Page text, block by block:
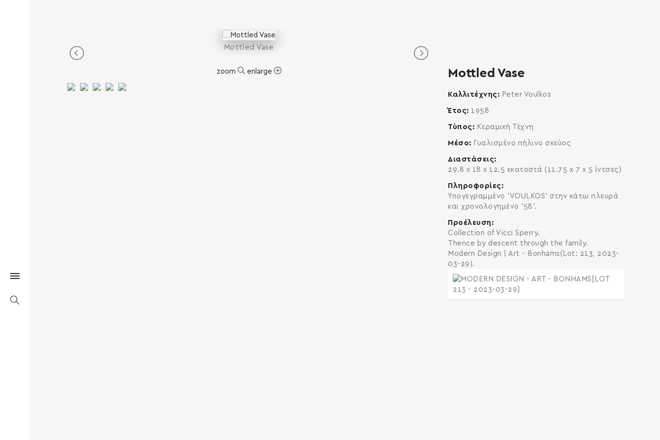
Mottled Vase
zoom enlarge Mottled Vase
Καλλιτέχνης Peter Voulkos
Έτος 1958
Τύπος Κεραμική Τέχνη
Μέσο Γυαλισμένο πήλινο σκεύος
Διαστάσεις
29.8 x 18 x 12.5 εκατοστά (11.75 x 7 x 5 ίντσες)
Πληροφορίες
Υπογεγραμμένο 'VOULKOS' στην κάτω πλευρά
και χρονολογημένο '58'.
Προέλευση
Collection of Vicci Sperry.
Thence by descent through the family.
Modern Design | Art - Bonhams(Lot: 213, 2023-
03-29).